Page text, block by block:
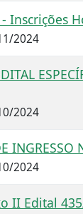
Inscrições
2024
2024
INGRESSO
2024
II Edital